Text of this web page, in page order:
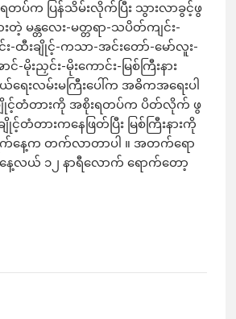
တပ်က ပြန်သိမ်းလိုက်ပြီး သွားလာခွင့်ဖွ
းတဲ့ မန္တလေး-မတ္တရာ-သပိတ်ကျင်း-
-ထီးချိုင့်-ကသာ-အင်းတော်-မော်လူး-
င်-မိုးညှင်း-မိုးကောင်း-မြစ်ကြီးနား
းလမ်းမကြီးပေါ်က အဓိကအရေးပါ
င့်တံတားကို အစိုးရတပ်က ပိတ်လိုက် ဖွ
ားကနေဖြတ်ပြီး မြစ်ကြီးနားကို
က်နေ့က တက်လာတာပါ ။ အတက်ရော
ေ့လယ် ၁၂ နာရီလောက် ရောက်တော့